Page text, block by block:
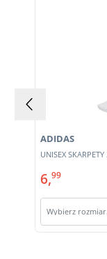
UNISEX
ADIDAS
6,99
Wybierz